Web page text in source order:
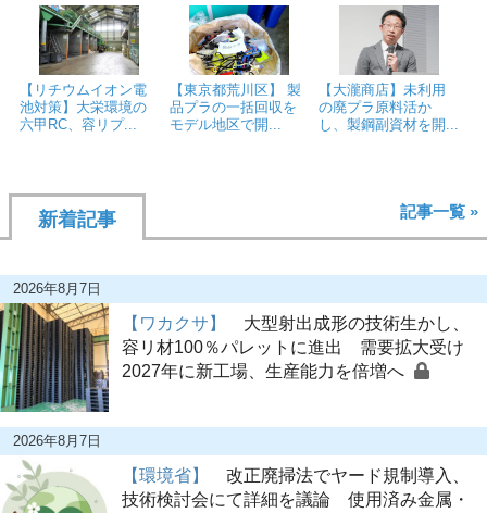
【リチウムイオン電
池対策】大栄環境の
六甲RC、容リプ...
【東京都荒川区】 製
品プラの一括回収を
モデル地区で開...
【大瀧商店】未利用
の廃プラ原料活か
し、製鋼副資材を開...
新着記事 記事一覧 »
2026年8月7日
【ワカクサ】
大型射出成形の技術生かし、
容リ材100％パレットに進出 需要拡大受け
2027年に新工場、生産能力を倍増へ
2026年8月7日
【環境省】
改正廃掃法でヤード規制導入、
技術検討会にて詳細を議論 使用済み金属・